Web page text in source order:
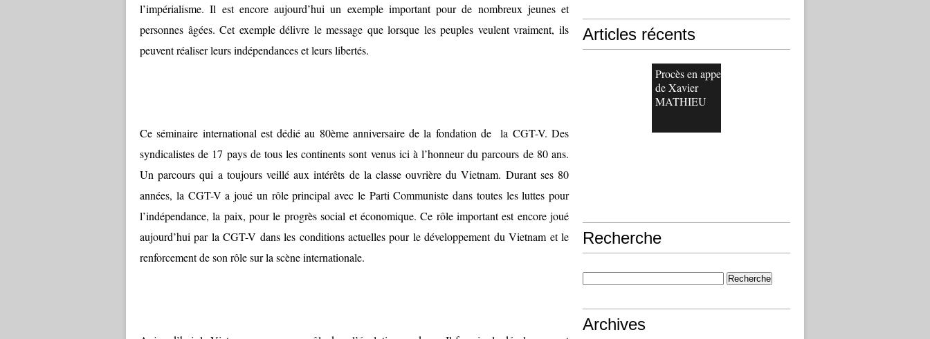
l’impérialisme. Il est encore aujourd’hui un exemple important pour de nombreux jeunes et
personnes âgées. Cet exemple délivre le message que lorsque les peuples veulent vraiment, ils
peuvent réaliser leurs indépendances et leurs libertés.
Ce séminaire international est dédié au 80ème anniversaire de la fondation de la CGT-V. Des
syndicalistes de 17 pays de tous les continents sont venus ici à l’honneur du parcours de 80 ans.
Un parcours qui a toujours veillé aux intérêts de la classe ouvrière du Vietnam. Durant ses 80
années, la CGT-V a joué un rôle principal avec le Parti Communiste dans toutes les luttes pour
l’indépendance, la paix, pour le progrès social et économique. Ce rôle important est encore joué
aujourd’hui par la CGT-V dans les conditions actuelles pour le développement du Vietnam et le
renforcement de son rôle sur la scène internationale.
Articles récents
Procès en appel
de Xavier
MATHIEU
Recherche
Archives